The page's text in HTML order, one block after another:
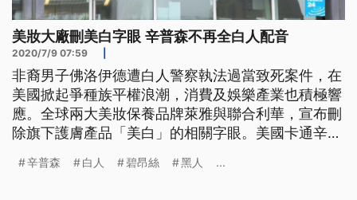
美妝大廠刪美白字眼 辛普森不再全白人配音
2020/7/9 07:59
非裔男子佛洛伊德遭白人警察執法過當致死案件，在
美國掀起爭種族平權浪潮，消費及娛樂產業也積極響
應。全球兩大美妝保養品牌萊雅與聯合利華，宣布刪
除旗下護膚產品「美白」的相關字眼。美國卡通辛普
樂壇天后碧昂絲，即將推出的新專輯《Black is
辛普森 白人 碧昂絲 黑人 ...